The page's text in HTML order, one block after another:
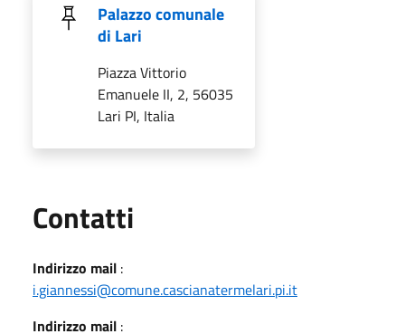
Palazzo comunale
di Lari
Piazza Vittorio
Emanuele II, 2, 56035
Lari PI, Italia
Contatti
Indirizzo mail :
i.giannessi@comune.cascianatermelari.pi.it
Indirizzo mail :